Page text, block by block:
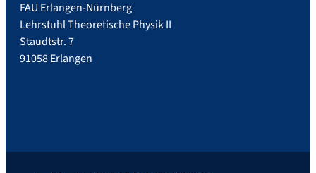
FAU Erlangen-Nürnberg
Lehrstuhl Theoretische Physik II
Staudtstr. 7
91058 Erlangen